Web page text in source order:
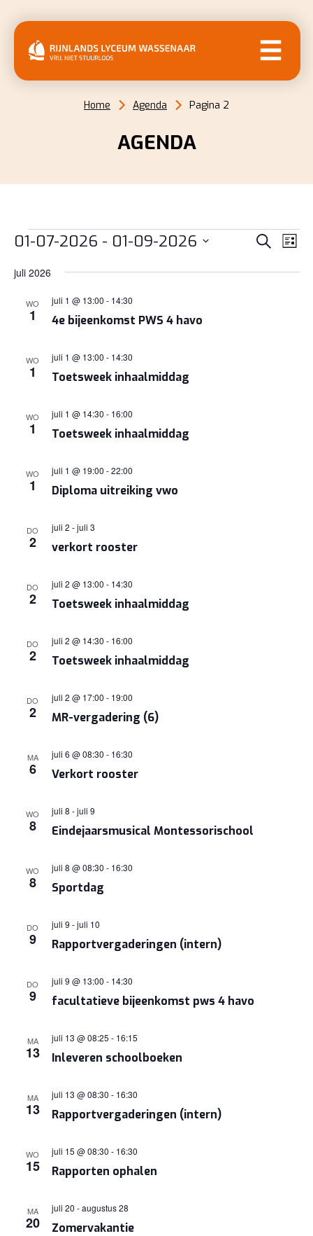
Home Agenda Pagina 2
AGENDA
EVENEMENTEN Zoeken
Lijst
01-07-2026 - 01-09-2026
een
datum.
juli 2026
WO
1 4e bijeenkomst PWS 4 havo
juli 1 @ 13:00 - 14:30
WO
1 Toetsweek inhaalmiddag
juli 1 @ 13:00 - 14:30
WO
1 Toetsweek inhaalmiddag
juli 1 @ 14:30 - 16:00
WO
1 Diploma uitreiking vwo
juli 1 @ 19:00 -22:00
DO
2 verkort rooster
juli 2 -juli 3
DO
2 Toetsweek inhaalmiddag
juli 2 @ 13:00 - 14:30
DO
2 Toetsweek inhaalmiddag
juli 2 @ 14:30 - 16:00
DO
2 MR-vergadering (6)
juli 2 @ 17:00 - 19:00
MA
6 Verkort rooster
juli 6 @ 08:30 - 16:30
WO
8 Eindejaarsmusical Montessorischool
juli 8 -juli 9
WO
8 Sportdag
juli 8 @ 08:30 - 16:30
DO
9 Rapportvergaderingen (intern)
juli 9 -juli 10
DO
9 facultatieve bijeenkomst pws 4 havo
juli 9 @ 13:00 - 14:30
MA
13 Inleveren schoolboeken
juli 13 @ 08:25 - 16:15
MA
13 Rapportvergaderingen (intern)
juli 13 @ 08:30 - 16:30
WO
15 Rapporten ophalen
juli 15 @ 08:30 - 16:30
MA
20 Zomervakantie
juli 20 -augustus 28